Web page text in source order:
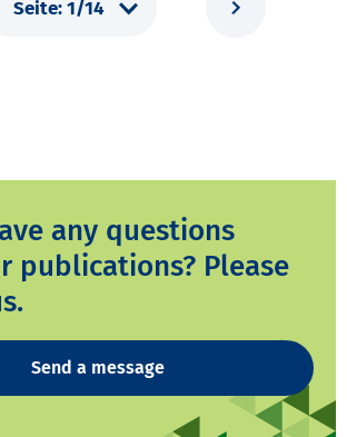
any questions
publications? Please
Send a message